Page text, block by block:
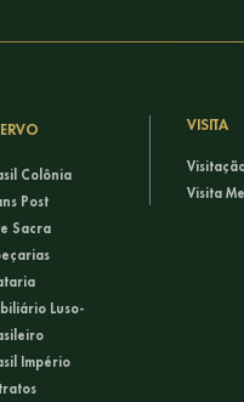
Colônia
Post
Sacra
Luso-
Império
VISITA
Visita